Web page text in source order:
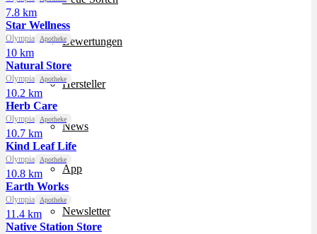
Bewertungen
Hersteller
News
App
Newsletter
7.8 km
Star Wellness
Olympia Apotheke
10 km
Natural Store
Olympia Apotheke
10.2 km
Herb Care
Olympia Apotheke
10.7 km
Kind Leaf Life
Olympia Apotheke
10.8 km
Earth Works
Olympia Apotheke
11.4 km
Native Station Store